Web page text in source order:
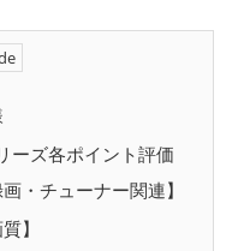
ーズ各ポイント評価
画・チューナー関連】
】